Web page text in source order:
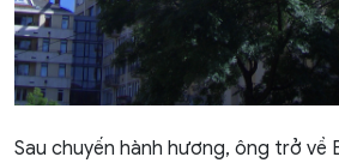
Sau chuyến hành hương, ông trở về